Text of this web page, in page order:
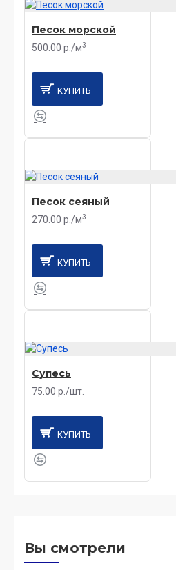
Песок морской
500.00 р./м3
КУПИТЬ
Песок сеяный
270.00 р./м3
КУПИТЬ
Супесь
75.00 р./шт.
КУПИТЬ
Вы смотрели